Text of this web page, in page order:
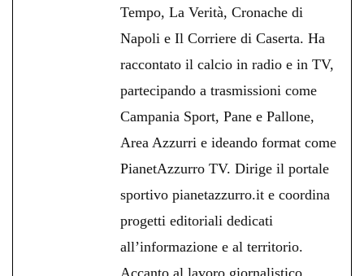
Tempo, La Verità, Cronache di
Napoli e Il Corriere di Caserta. Ha
raccontato il calcio in radio e in TV,
partecipando a trasmissioni come
Campania Sport, Pane e Pallone,
Area Azzurri e ideando format come
PianetAzzurro TV. Dirige il portale
sportivo pianetazzurro.it e coordina
progetti editoriali dedicati
all’informazione e al territorio.
Accanto al lavoro giornalistico